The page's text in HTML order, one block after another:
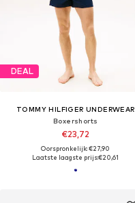
DEAL
TOMMY HILFIGER UNDERWEAR
Boxershorts
€23,72
Oorspronkelijk: €27,90
Laatste laagste prijs:€20,61